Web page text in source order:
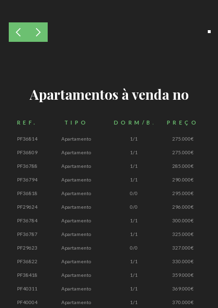
Apartamentos à venda no
REF. TIPO DORM/BANHPREÇO
PF36814 Apartamento 1/1 275.000€
PF36809 Apartamento 1/1 275.000€
PF36788 Apartamento 1/1 285.000€
PF36794 Apartamento 1/1 290.000€
PF36818 Apartamento 0/0 295.000€
PF29624 Apartamento 0/0 296.000€
PF36784 Apartamento 1/1 300.000€
PF36787 Apartamento 1/1 325.000€
PF29623 Apartamento 0/0 327.000€
PF36822 Apartamento 1/1 330.000€
PF38418 Apartamento 1/1 359.000€
PF40311 Apartamento 1/1 369.000€
PF40004 Apartamento 1/1 370.000€